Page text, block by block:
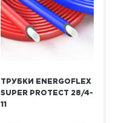
ТРУБКИ ENERGOFLEX
SUPER PROTECT 28/4-
11